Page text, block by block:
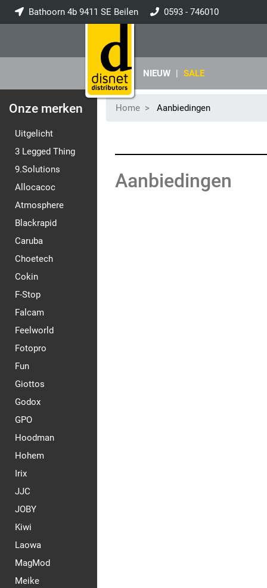
Bathoorn 4b 9411 SE Beilen 0593 - 746010
NIEUW | SALE
Onze merken
Uitgelicht
3 Legged Thing
9.Solutions
Allocacoc
Atmosphere
Blackrapid
Caruba
Choetech
Cokin
F-Stop
Falcam
Feelworld
Fotopro
Fun
Giottos
Godox
GPO
Hoodman
Hohem
Irix
JJC
JOBY
Kiwi
Laowa
MagMod
Meike
Home Aanbiedingen
Aanbiedingen